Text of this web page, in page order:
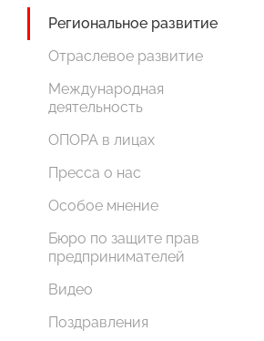
Региональное развитие
Отраслевое развитие
Международная
деятельность
ОПОРА в лицах
Пресса о нас
Особое мнение
Бюро по защите прав
предпринимателей
Видео
Поздравления